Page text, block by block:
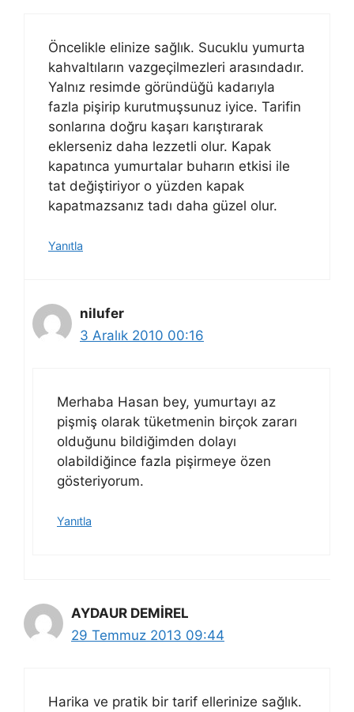
Öncelikle elinize sağlık. Sucuklu yumurta
kahvaltıların vazgeçilmezleri arasındadır.
Yalnız resimde göründüğü kadarıyla
fazla pişirip kurutmuşsunuz iyice. Tarifin
sonlarına doğru kaşarı karıştırarak
eklerseniz daha lezzetli olur. Kapak
kapatınca yumurtalar buharın etkisi ile
tat değiştiriyor o yüzden kapak
kapatmazsanız tadı daha güzel olur.
Yanıtla
nilufer
3 Aralık 2010 00:16
Merhaba Hasan bey, yumurtayı az
pişmiş olarak tüketmenin birçok zararı
olduğunu bildiğimden dolayı
olabildiğince fazla pişirmeye özen
gösteriyorum.
Yanıtla
AYDAUR DEMİREL
29 Temmuz 2013 09:44
Harika ve pratik bir tarif ellerinize sağlık.